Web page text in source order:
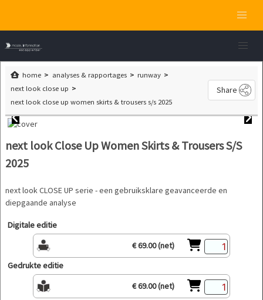
home analyses & rapportages
runway
next look close up
next look close up women skirts & trousers s/s 2025
Share
next look Close Up Women Skirts & Trousers S/S
2025
next look CLOSE UP serie - een gebruiksklare geavanceerde en
diepgaande analyse
Digitale editie
€ 69.00 (net)
Gedrukte editie
€ 69.00 (net)